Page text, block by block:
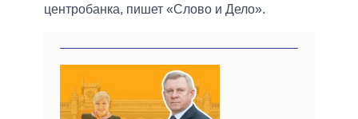
центробанка, пишет «Слово и Дело».